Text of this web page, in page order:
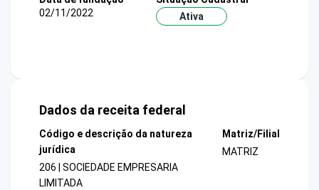
02/11/2022
Ativa
Dados da receita federal
Código e descrição da natureza
jurídica
206 | SOCIEDADE EMPRESARIA
LIMITADA
Matriz/Filial
MATRIZ